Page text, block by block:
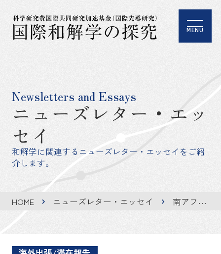
MENU
ニューズレター・エッ
セイ
Newsletters and Essays
和解学に関連するニューズレター・エッセイをご紹
介します。
HOME ニューズレター・エッセイ 南アフリカおよびナミビア出張報告